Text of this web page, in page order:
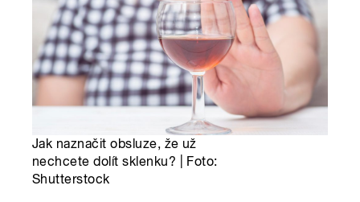
Jak naznačit obsluze, že už
nechcete dolít sklenku? | Foto:
Shutterstock